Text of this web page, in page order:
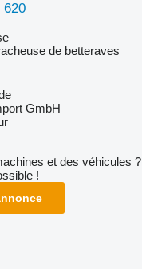
620
de betteraves
GmbH
et des véhicules ?
!